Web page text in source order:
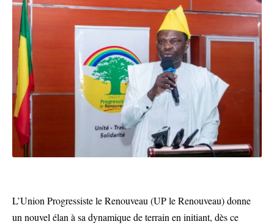
L’Union Progressiste le Renouveau (UP le Renouveau) donne
un nouvel élan à sa dynamique de terrain en initiant, dès ce